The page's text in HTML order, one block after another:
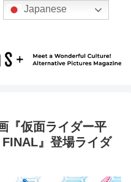
『仮面ライダー平
』登場ライダ
Japanese